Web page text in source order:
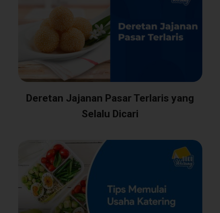
Deretan Jajanan Pasar Terlaris yang
Selalu Dicari